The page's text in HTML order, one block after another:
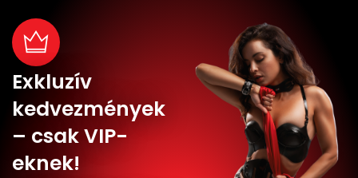
Exkluzív
kedvezmények
– csak VIP-
eknek!